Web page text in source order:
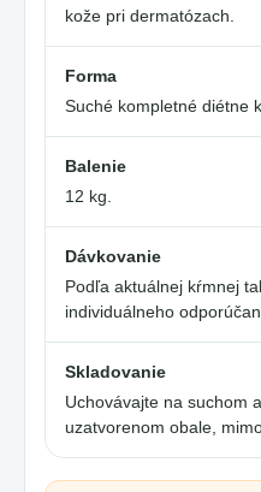
kože pri dermatózach.
Forma
Suché kompletné diétne
Balenie
12 kg.
Dávkovanie
Podľa aktuálnej kŕmnej
individuálneho
Skladovanie
Uchovávajte na suchom
uzatvorenom obale,